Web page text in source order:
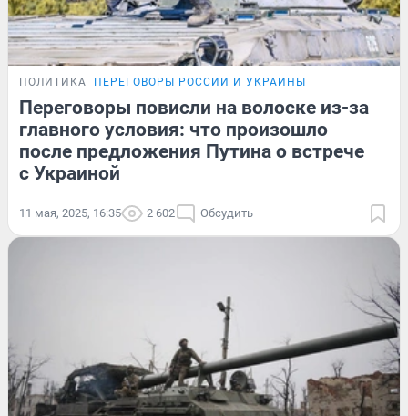
ПОЛИТИКА ПЕРЕГОВОРЫ РОССИИ И УКРАИНЫ
Переговоры повисли на волоске из-за
главного условия: что произошло
после предложения Путина о встрече
с Украиной
11 мая, 2025, 16:35 2 602 Обсудить